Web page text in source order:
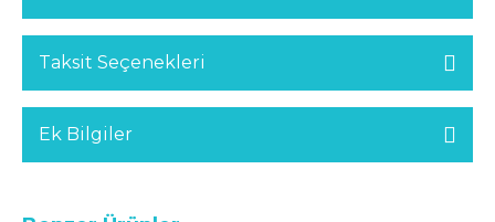
Taksit Seçenekleri
Ek Bilgiler